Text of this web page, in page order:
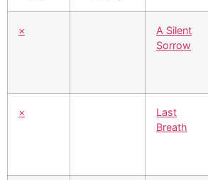
×
A Silent
Sorrow
×
Last
Breath